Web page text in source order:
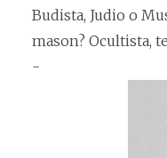
Budista, Judio o
mason? Ocultista,
-